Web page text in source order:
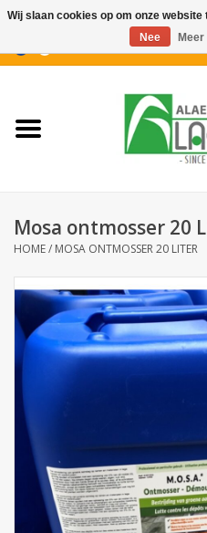
Nieuwigheden
Koffiekoekjes
Confiserie
Dranken
Aperitiefkoekjes
Botanicals
Snoeppot-Snoep
Mosa ontmosser 20
HOME/ MOSA ONTMOSSER 20 LITER
Wij slaan cookies op om onze
Nee